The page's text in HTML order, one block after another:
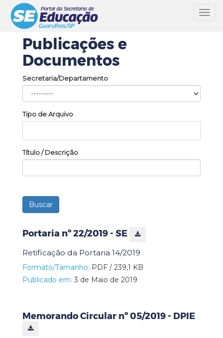
Publicações e
Documentos
Secretaria/Departamento
Tipo de Arquivo
Título / Descrição
Portaria nº 22/2019 - SE
Retificação da Portaria 14/2019
Formato/Tamanho: PDF / 239,1 KB
Publicado em: 3 de Maio de 2019
Memorando Circular nº 05/2019 - DPIE